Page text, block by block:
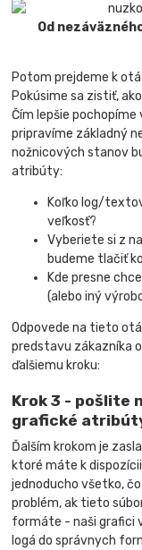
Od
Potom prejdeme k
Pokúsime sa zistiť,
Čím lepšie
pripravíme základný
nožnicových stanov
atribúty:
Koľko log/
veľkosť?
Vyberiete si z
budeme tlačiť
Kde presne
(alebo iný
Odpovede na tieto
predstavu zákazníka
ďalšiemu kroku:
Krok 3 - pošlite
grafické
Ďalším krokom je
ktoré máte k
jednoducho všetko,
problém, ak tieto
formáte - naši grafici
logá do správnych